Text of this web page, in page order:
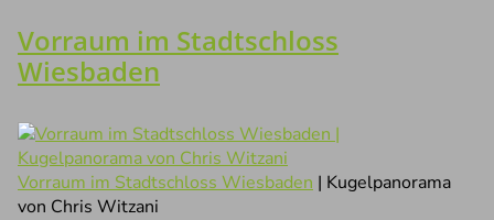
Vorraum im Stadtschloss
Wiesbaden
Vorraum im Stadtschloss Wiesbaden | Kugelpanorama
von Chris Witzani